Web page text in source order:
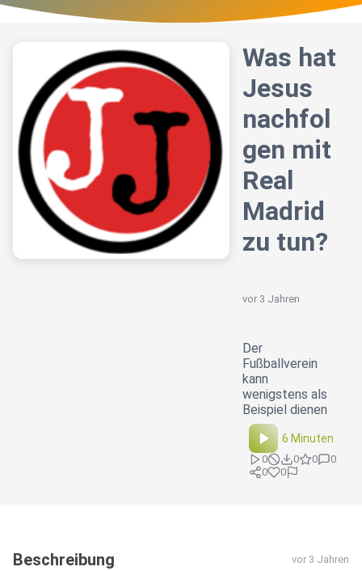
Was hat
Jesus
nachfol
gen mit
Real
Madrid
zu tun?
vor 3 Jahren
Der
Fußballverein
kann
wenigstens als
Beispiel dienen
6 Minuten
0 0 0
0
0
0
Beschreibung vor 3 Jahren